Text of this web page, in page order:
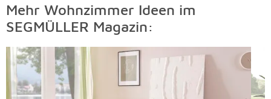
Mehr Wohnzimmer Ideen im
SEGMÜLLER Magazin:
Überspringen